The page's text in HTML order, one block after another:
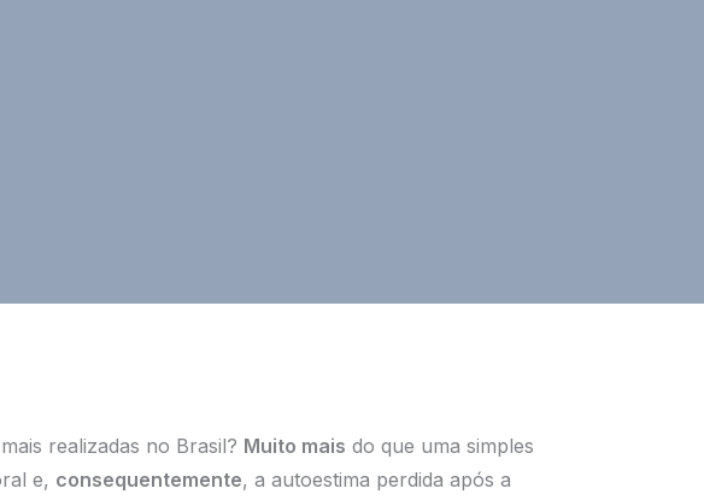
realizadas no Brasil? Muito mais do que uma simples
e, consequentemente, a autoestima perdida após a